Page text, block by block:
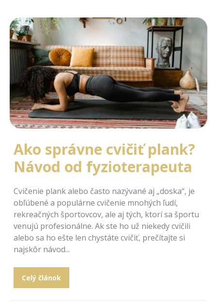
Ako správne cvičiť plank?
Návod od fyzioterapeuta
Cvičenie plank alebo často nazývané aj „doska“, je
obľúbené a populárne cvičenie mnohých ľudí,
rekreačných športovcov, ale aj tých, ktorí sa športu
venujú profesionálne. Ak ste ho už niekedy cvičili
alebo sa ho ešte len chystáte cvičiť, prečítajte si
najskôr návod...
Celý článok